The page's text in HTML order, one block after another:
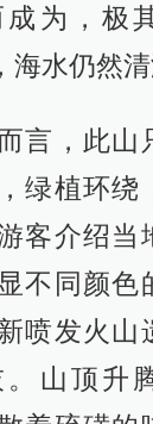
为，极
水仍然清
言，此山
绿植环绕
客介绍当
不同颜色
喷发火山
山顶升